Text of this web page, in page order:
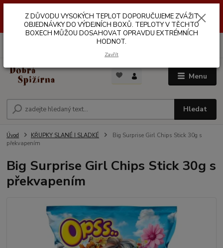
VÝDEJNÍCH BOXŮ. TEPLOTA V TĚCHTO BOXECH MŮŽE DOSAHOVAT
OPRAVDU EXTRÉMNÍCH HODNOT.
Menu
Hledat
Úvod KŘUPKY SLANÉ I SLADKÉ
Big Surprise Girl Chips Stick 30g s
překvapením
Big Surprise Girl Chips Stick 30g s
překvapením
Z DŮVODU VYSOKÝCH TEPLOT DOPORUČUJEME ZVÁŽIT
OBJEDNÁVKY DO VÝDEJNÍCH BOXŮ. TEPLOTY V TĚCHTO
BOXECH MŮŽOU DOSAHOVAT OPRAVDU EXTRÉMNÍCH
HODNOT.
Zavřít